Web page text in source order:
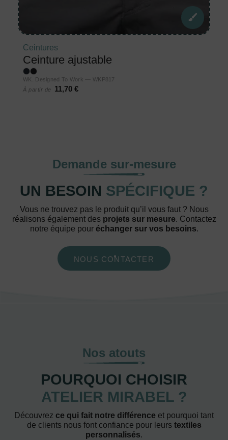
Ceintures
Ceinture ajustable
WK. Designed To Work — WKP817
À partir de
11,70 €
Demande sur-mesure
UN BESOIN SPÉCIFIQUE ?
Vous ne trouvez pas le produit qu’il vous faut ? Nous
réalisons également des projets sur mesure. Contactez
notre équipe pour échanger sur vos besoins.
NOUS CONTACTER
Nos atouts
POURQUOI CHOISIR
ATELIER MIRABEL ?
Découvrez ce qui fait notre différence et pourquoi tant
de clients nous font confiance pour leurs textiles
personnalisés.